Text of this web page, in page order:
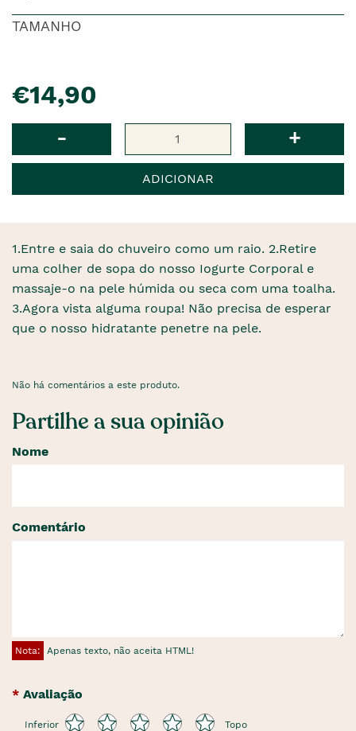
TAMANHO
€14,90
- +
ADICIONAR
1.Entre e saia do chuveiro como um raio. 2.Retire
uma colher de sopa do nosso Iogurte Corporal e
massaje-o na pele húmida ou seca com uma toalha.
3.Agora vista alguma roupa! Não precisa de esperar
que o nosso hidratante penetre na pele.
Não há comentários a este produto.
Partilhe a sua opinião
Nome
Comentário
Nota: Apenas texto, não aceita HTML!
Avaliação
Inferior Topo